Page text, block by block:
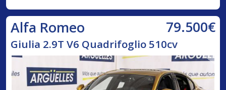
Alfa Romeo 79.500€
Giulia 2.9T V6 Quadrifoglio 510cv